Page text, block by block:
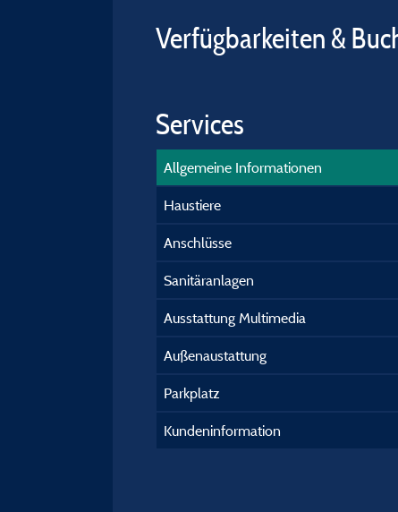
Verfügbarkeiten &
Services
Allgemeine Informationen
Haustiere
Anschlüsse
Sanitäranlagen
Ausstattung Multimedia
Außenaustattung
Parkplatz
Kundeninformation